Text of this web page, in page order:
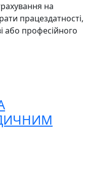
на
працездатності,
або професійного